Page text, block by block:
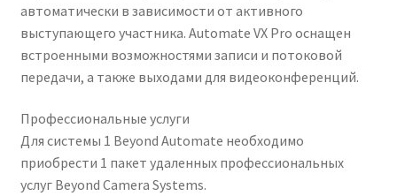
автоматически в зависимости от активного
выступающего участника. Automate VX Pro оснащен
встроенными возможностями записи и потоковой
передачи, а также выходами для видеоконференций.
Профессиональные услуги
Для системы 1 Beyond Automate необходимо
приобрести 1 пакет удаленных профессиональных
услуг Beyond Camera Systems.